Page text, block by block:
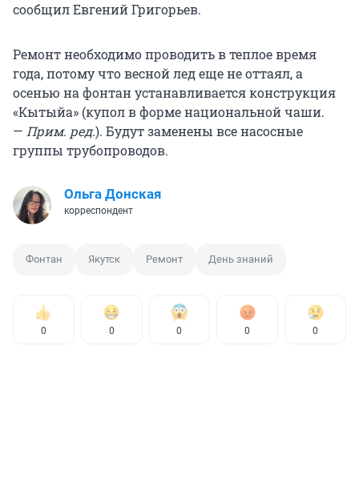
сообщил Евгений Григорьев.
Ремонт необходимо проводить в теплое время
года, потому что весной лед еще не оттаял, а
осенью на фонтан устанавливается конструкция
«Кытыйа» (купол в форме национальной чаши.
— Прим. ред.). Будут заменены все насосные
группы трубопроводов.
Ольга Донская
корреспондент
Фонтан Якутск Ремонт День знаний
0 0 0 0 0